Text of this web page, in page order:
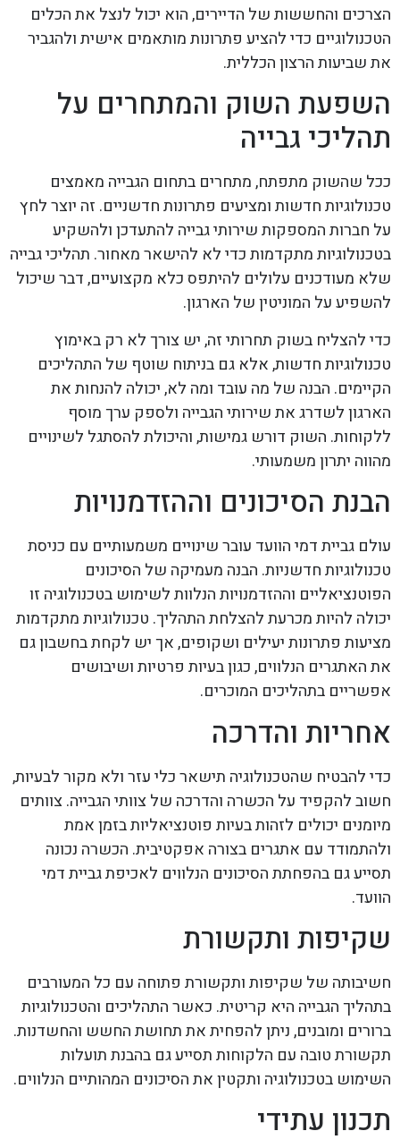
הצרכים והחששות של הדיירים, הוא יכול לנצל את הכלים
הטכנולוגיים כדי להציע פתרונות מותאמים אישית ולהגביר
את שביעות הרצון הכללית.
השפעת השוק והמתחרים על
תהליכי גבייה
ככל שהשוק מתפתח, מתחרים בתחום הגבייה מאמצים
טכנולוגיות חדשות ומציעים פתרונות חדשניים. זה יוצר לחץ
על חברות המספקות שירותי גבייה להתעדכן ולהשקיע
בטכנולוגיות מתקדמות כדי לא להישאר מאחור. תהליכי גבייה
שלא מעודכנים עלולים להיתפס כלא מקצועיים, דבר שיכול
להשפיע על המוניטין של הארגון.
כדי להצליח בשוק תחרותי זה, יש צורך לא רק באימוץ
טכנולוגיות חדשות, אלא גם בניתוח שוטף של התהליכים
הקיימים. הבנה של מה עובד ומה לא, יכולה להנחות את
הארגון לשדרג את שירותי הגבייה ולספק ערך מוסף
ללקוחות. השוק דורש גמישות, והיכולת להסתגל לשינויים
מהווה יתרון משמעותי.
הבנת הסיכונים וההזדמנויות
עולם גביית דמי הוועד עובר שינויים משמעותיים עם כניסת
טכנולוגיות חדשניות. הבנה מעמיקה של הסיכונים
הפוטנציאליים וההזדמנויות הנלוות לשימוש בטכנולוגיה זו
יכולה להיות מכרעת להצלחת התהליך. טכנולוגיות מתקדמות
מציעות פתרונות יעילים ושקופים, אך יש לקחת בחשבון גם
את האתגרים הנלווים, כגון בעיות פרטיות ושיבושים
אפשריים בתהליכים המוכרים.
אחריות והדרכה
כדי להבטיח שהטכנולוגיה תישאר כלי עזר ולא מקור לבעיות,
חשוב להקפיד על הכשרה והדרכה של צוותי הגבייה. צוותים
מיומנים יכולים לזהות בעיות פוטנציאליות בזמן אמת
ולהתמודד עם אתגרים בצורה אפקטיבית. הכשרה נכונה
תסייע גם בהפחתת הסיכונים הנלווים לאכיפת גביית דמי
הוועד.
שקיפות ותקשורת
חשיבותה של שקיפות ותקשורת פתוחה עם כל המעורבים
בתהליך הגבייה היא קריטית. כאשר התהליכים והטכנולוגיות
ברורים ומובנים, ניתן להפחית את תחושת החשש והחשדנות.
תקשורת טובה עם הלקוחות תסייע גם בהבנת תועלות
השימוש בטכנולוגיה ותקטין את הסיכונים המהותיים הנלווים.
תכנון עתידי